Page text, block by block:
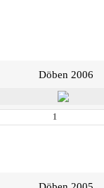
Döben 2006